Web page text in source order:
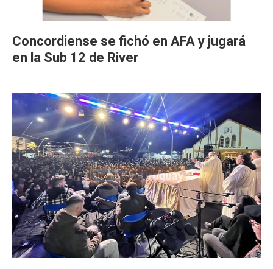
Concordiense se fichó en AFA y jugará
en la Sub 12 de River